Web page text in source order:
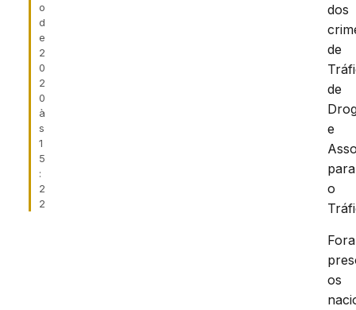
o
d
e
2
0
2
0
à
s
1
5
:
2
2
dos
de
de
e
para
o
os